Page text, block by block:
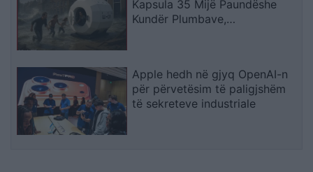
Kapsula 35 Mijë Paundëshe
Kundër Plumbave,
Apple hedh në gjyq OpenAI-n
për përvetësim të paligjshëm
të sekreteve industriale